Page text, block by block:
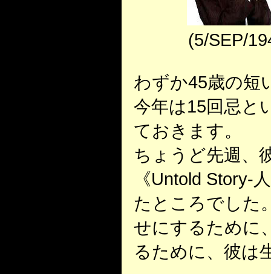
(5/SEP/
わずか45歳の短
今年は15回忌と
ておきます。
ちょうど先週、
《Untold Story-
たところでした
せにするために
るために、彼は